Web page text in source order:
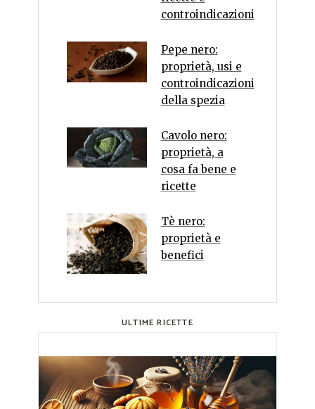
controindicazioni
Pepe nero:
proprietà, usi e
controindicazioni
della spezia
Cavolo nero:
proprietà, a
cosa fa bene e
ricette
Tè nero:
proprietà e
benefici
ULTIME RICETTE